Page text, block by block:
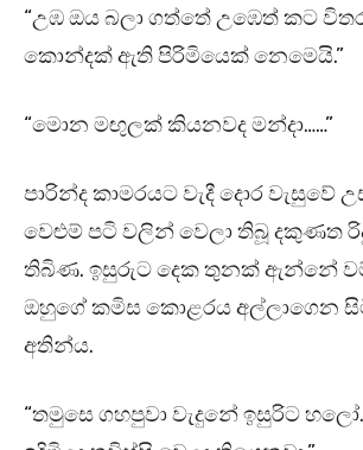
“උඹ ඔය බලා ගත්තේ උඹෙත් කට
කොන්දක් ඇති පිරිමියෙක් නෙමෙයි.”
“මොන මඟුලක් කියනවද මන්දා……”
පාරින්ද කාමරයට වැදී දොර වැසුවේ
වෙළුම් පටි වලින් වෙලා තිබූ දකුණත
තිබිණ. ඉසුරුට දෙක තුනක් ඇන්නේ
ඔහුගේ කමිස කොළරය අල්ලාගෙන
අතින්ය.
“තමුසෙ ගහපුවා වැදුනේ ඉසුරිට